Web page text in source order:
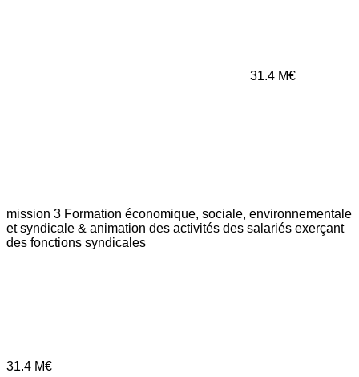
31.4 M€
mission 3 Formation économique, sociale, environnementale
et syndicale & animation des activités des salariés exerçant
des fonctions syndicales
31.4 M€